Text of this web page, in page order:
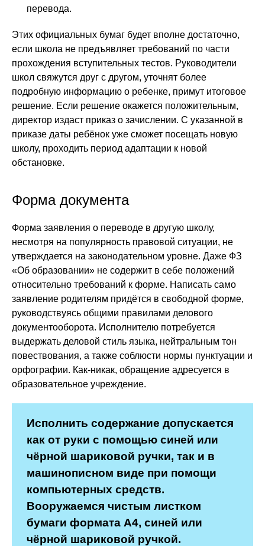
перевода.
Этих официальных бумаг будет вполне достаточно,
если школа не предъявляет требований по части
прохождения вступительных тестов. Руководители
школ свяжутся друг с другом, уточнят более
подробную информацию о ребенке, примут итоговое
решение. Если решение окажется положительным,
директор издаст приказ о зачислении. С указанной в
приказе даты ребёнок уже сможет посещать новую
школу, проходить период адаптации к новой
обстановке.
Форма документа
Форма заявления о переводе в другую школу,
несмотря на популярность правовой ситуации, не
утверждается на законодательном уровне. Даже ФЗ
«Об образовании» не содержит в себе положений
относительно требований к форме. Написать само
заявление родителям придётся в свободной форме,
руководствуясь общими правилами делового
документооборота. Исполнителю потребуется
выдержать деловой стиль языка, нейтральным тон
повествования, а также соблюсти нормы пунктуации и
орфографии. Как-никак, обращение адресуется в
образовательное учреждение.
Исполнить содержание допускается
как от руки с помощью синей или
чёрной шариковой ручки, так и в
машинописном виде при помощи
компьютерных средств.
Вооружаемся чистым листком
бумаги формата А4, синей или
чёрной шариковой ручкой.